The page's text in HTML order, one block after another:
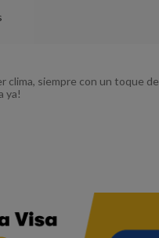
clima, siempre con un toque de
ya!